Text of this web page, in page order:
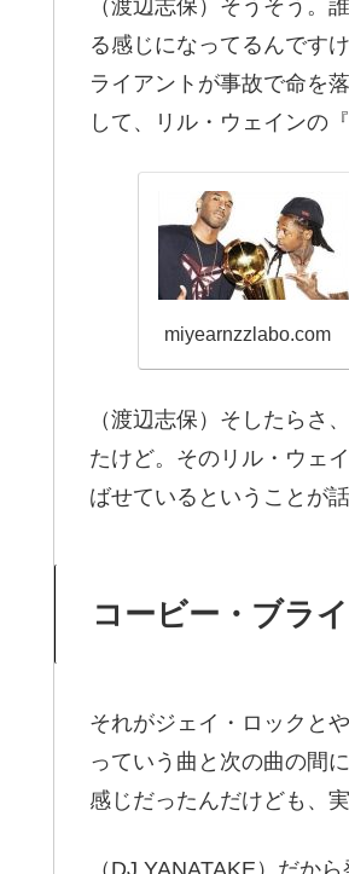
（渡辺志保）そうそう。
る感じになってるんです
ライアントが事故で命を
して、リル・ウェインの
miyearnzzlabo.com
（渡辺志保）そしたらさ
たけど。そのリル・ウェ
ばせているということが
コービー・ブラ
それがジェイ・ロックと
っていう曲と次の曲の間
感じだったんだけども、
（DJ YANATAKE）だか